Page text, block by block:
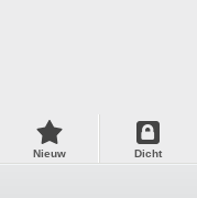
Nieuw Dicht